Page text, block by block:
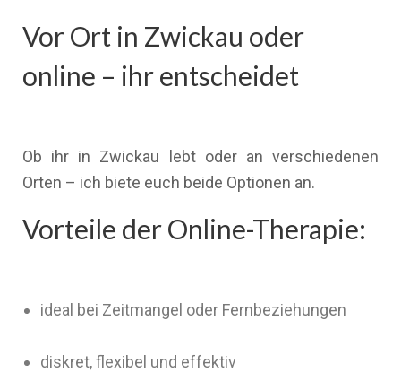
Vor Ort in Zwickau oder
online – ihr entscheidet
Ob ihr in Zwickau lebt oder an verschiedenen
Orten – ich biete euch beide Optionen an.
Vorteile der Online-Therapie:
ideal bei Zeitmangel oder Fernbeziehungen
diskret, flexibel und effektiv